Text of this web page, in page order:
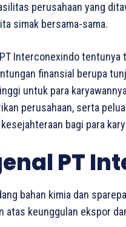
perusahaan yang
simak bersama-sama.
Interconexindo tentunya
finansial berupa
untuk para
perusahaan, serta
bagi para
PT
bahan kimia dan
atas keunggulan ekspor